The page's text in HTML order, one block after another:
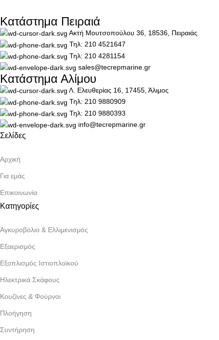
Κατάστημα Πειραιά
Ακτή Μουτσοπούλου 36, 18536, Πειραιάς
Τηλ: 210 4521647
Τηλ: 210 4281154
sales@tecrepmarine.gr
Κατάστημα Αλίμου
Λ. Ελευθερίας 16, 17455, Άλιμος
Τηλ: 210 9880909
Τηλ: 210 9880393
info@tecrepmarine.gr
Σελίδες
Αρχική
Για εμάς
Επικοινωνία
Κατηγορίες
Αγκυροβόλιο & Ελλιμενισμός
Εξαερισμός
Εξοπλισμός Ιστιοπλοϊκού
Ηλεκτρικά Σκάφους
Κουζίνες & Φούρνοι
Πλοήγηση
Συντήρηση